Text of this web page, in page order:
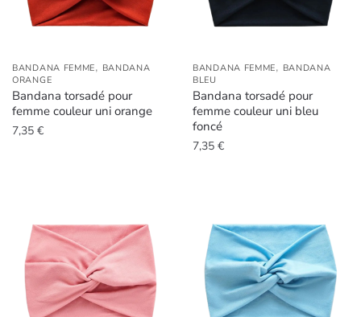
BANDANA FEMME, BANDANA
ORANGE
Bandana torsadé pour
femme couleur uni orange
7,35 €
BANDANA FEMME, BANDANA
BLEU
Bandana torsadé pour
femme couleur uni bleu
foncé
7,35 €